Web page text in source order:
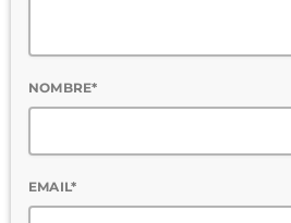
NOMBRE*
EMAIL*